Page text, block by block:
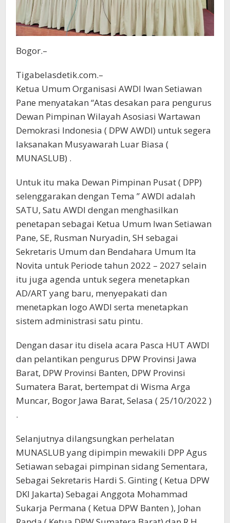
Bogor.–
Tigabelasdetik.com.–
Ketua Umum Organisasi AWDI Iwan Setiawan
Pane menyatakan “Atas desakan para pengurus
Dewan Pimpinan Wilayah Asosiasi Wartawan
Demokrasi Indonesia ( DPW AWDI) untuk segera
laksanakan Musyawarah Luar Biasa (
MUNASLUB) .
Untuk itu maka Dewan Pimpinan Pusat ( DPP)
selenggarakan dengan Tema ” AWDI adalah
SATU, Satu AWDI dengan menghasilkan
penetapan sebagai Ketua Umum Iwan Setiawan
Pane, SE, Rusman Nuryadin, SH sebagai
Sekretaris Umum dan Bendahara Umum Ita
Novita untuk Periode tahun 2022 – 2027 selain
itu juga agenda untuk segera menetapkan
AD/ART yang baru, menyepakati dan
menetapkan logo AWDI serta menetapkan
sistem administrasi satu pintu.
Dengan dasar itu disela acara Pasca HUT AWDI
dan pelantikan pengurus DPW Provinsi Jawa
Barat, DPW Provinsi Banten, DPW Provinsi
Sumatera Barat, bertempat di Wisma Arga
Muncar, Bogor Jawa Barat, Selasa ( 25/10/2022 )
.
Selanjutnya dilangsungkan perhelatan
MUNASLUB yang dipimpin mewakili DPP Agus
Setiawan sebagai pimpinan sidang Sementara,
Sebagai Sekretaris Hardi S. Ginting ( Ketua DPW
DKI Jakarta) Sebagai Anggota Mohammad
Sukarja Permana ( Ketua DPW Banten ), Johan